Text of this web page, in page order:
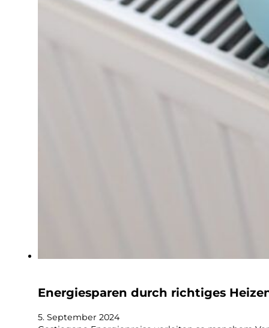
Energiesparen durch richtiges
5. September 2024